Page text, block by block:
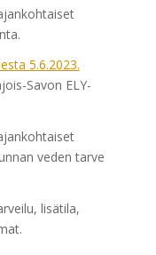
5.6.2023.
Savon ELY-
veden tarve
lisätila,